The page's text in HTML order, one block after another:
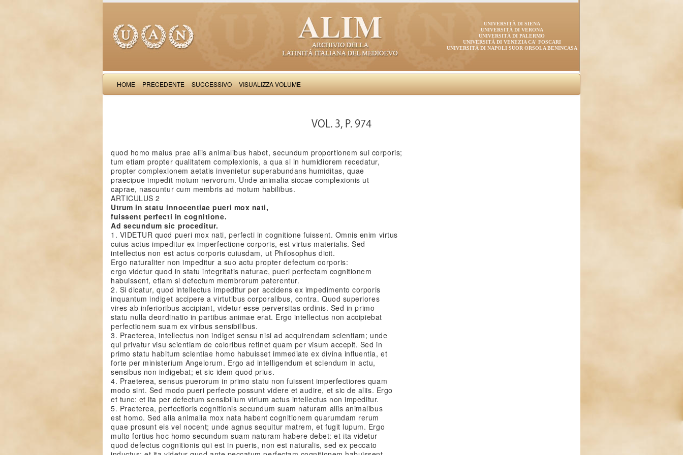
UNIVERSITÀ DI SIENA
UNIVERSITÀ DI VERONA
UNIVERSITÀ DI PALERMO
UNIVERSITÀ DI VENEZIA CA' FOSCARI
UNIVERSITÀ DI NAPOLI SUOR ORSOLA BENINCASA
HOME PRECEDENTE SUCCESSIVO VISUALIZZA VOLUME
VOL. 3, P. 974
quod homo maius prae aliis animalibus habet, secundum proportionem sui corporis;
tum etiam propter qualitatem complexionis, a qua si in humidiorem recedatur,
propter complexionem aetatis invenietur superabundans humiditas, quae
praecipue impedit motum nervorum. Unde animalia siccae complexionis ut
caprae, nascuntur cum membris ad motum habilibus.
ARTICULUS 2
Utrum in statu innocentiae pueri mox nati,
fuissent perfecti in cognitione.
Ad secundum sic proceditur.
1. VIDETUR quod pueri mox nati, perfecti in cognitione fuissent. Omnis enim virtus
cuius actus impeditur ex imperfectione corporis, est virtus materialis. Sed
intellectus non est actus corporis cuiusdam, ut Philosophus dicit.
Ergo naturaliter non impeditur a suo actu propter defectum corporis:
ergo videtur quod in statu integritatis naturae, pueri perfectam cognitionem
habuissent, etiam si defectum membrorum paterentur.
2. Si dicatur, quod intellectus impeditur per accidens ex impedimento corporis
inquantum indiget accipere a virtutibus corporalibus, contra. Quod superiores
vires ab inferioribus accipiant, videtur esse perversitas ordinis. Sed in primo
statu nulla deordinatio in partibus animae erat. Ergo intellectus non accipiebat
perfectionem suam ex viribus sensibilibus.
3. Praeterea, intellectus non indiget sensu nisi ad acquirendam scientiam; unde
qui privatur visu scientiam de coloribus retinet quam per visum accepit. Sed in
primo statu habitum scientiae homo habuisset immediate ex divina influentia, et
forte per ministerium Angelorum. Ergo ad intelligendum et sciendum in actu,
sensibus non indigebat; et sic idem quod prius.
4. Praeterea, sensus puerorum in primo statu non fuissent imperfectiores quam
modo sint. Sed modo pueri perfecte possunt videre et audire, et sic de aliis. Ergo
et tunc: et ita per defectum sensibilium virium actus intellectus non impeditur.
5. Praeterea, perfectioris cognitionis secundum suam naturam aliis animalibus
est homo. Sed alia animalia mox nata habent cognitionem quarumdam rerum
quae prosunt eis vel nocent; unde agnus sequitur matrem, et fugit lupum. Ergo
multo fortius hoc homo secundum suam naturam habere debet: et ita videtur
quod defectus cognitionis qui est in pueris, non est naturalis, sed ex peccato